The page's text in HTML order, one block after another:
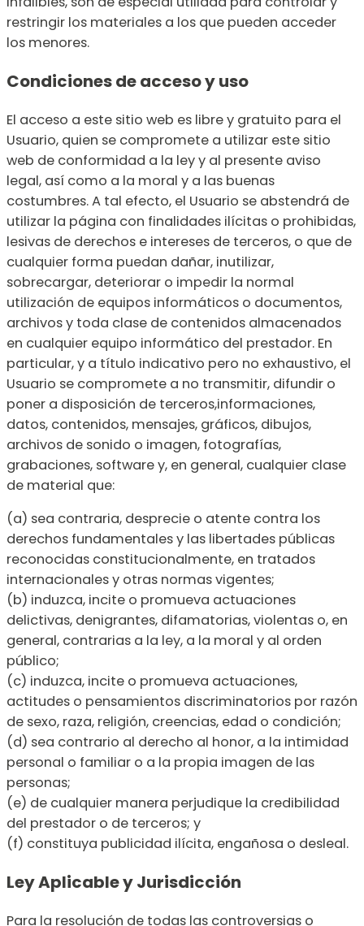
restringir los materiales a los que pueden acceder
los menores.
Condiciones de acceso y uso
El acceso a este sitio web es libre y gratuito para el
Usuario, quien se compromete a utilizar este sitio
web de conformidad a la ley y al presente aviso
legal, así como a la moral y a las buenas
costumbres. A tal efecto, el Usuario se abstendrá de
utilizar la página con finalidades ilícitas o prohibidas,
lesivas de derechos e intereses de terceros, o que de
cualquier forma puedan dañar, inutilizar,
sobrecargar, deteriorar o impedir la normal
utilización de equipos informáticos o documentos,
archivos y toda clase de contenidos almacenados
en cualquier equipo informático del prestador. En
particular, y a título indicativo pero no exhaustivo, el
Usuario se compromete a no transmitir, difundir o
poner a disposición de terceros,informaciones,
datos, contenidos, mensajes, gráficos, dibujos,
archivos de sonido o imagen, fotografías,
grabaciones, software y, en general, cualquier clase
de material que:
(a) sea contraria, desprecie o atente contra los
derechos fundamentales y las libertades públicas
reconocidas constitucionalmente, en tratados
internacionales y otras normas vigentes;
(b) induzca, incite o promueva actuaciones
delictivas, denigrantes, difamatorias, violentas o, en
general, contrarias a la ley, a la moral y al orden
público;
(c) induzca, incite o promueva actuaciones,
actitudes o pensamientos discriminatorios por razón
de sexo, raza, religión, creencias, edad o condición;
(d) sea contrario al derecho al honor, a la intimidad
personal o familiar o a la propia imagen de las
personas;
(e) de cualquier manera perjudique la credibilidad
del prestador o de terceros; y
(f) constituya publicidad ilícita, engañosa o desleal.
Ley Aplicable y Jurisdicción
Para la resolución de todas las controversias o